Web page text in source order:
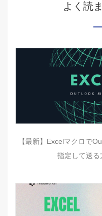
よく読
【最新】Excelマクロで
指定して送る